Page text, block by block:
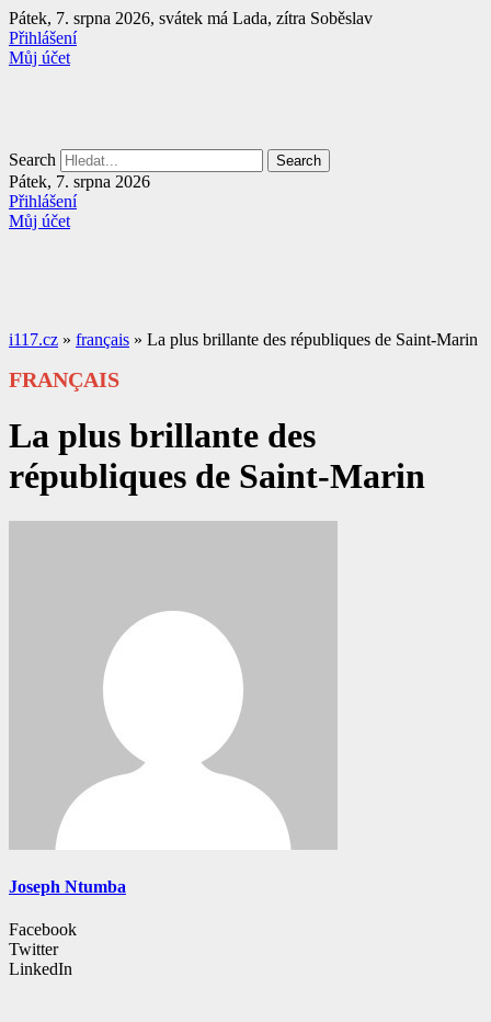
Přejít
k
obsahu
Pátek, 7. srpna 2026, svátek má Lada, zítra Soběslav
Přihlášení
Můj účet
Search Search
Pátek, 7. srpna 2026
Přihlášení
Můj účet
i117.cz » français » La plus brillante des républiques de Saint-Marin
FRANÇAIS
La plus brillante des
républiques de Saint-Marin
Joseph Ntumba
Facebook
Twitter
LinkedIn